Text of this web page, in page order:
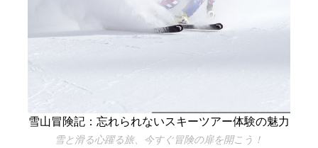
雪山冒険記：忘れられないスキーツアー体験の魅力
雪と滑る心躍る旅、今すぐ冒険の扉を開こう！